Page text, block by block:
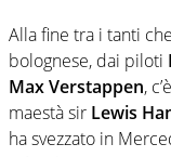
Alla fine tra i tanti
bolognese, dai piloti
Max Verstappen,
maestà sir Lewis
ha svezzato in